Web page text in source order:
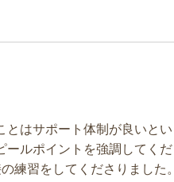
はサポート体制が良いと
ルポイントを強調してく
練習をしてくださりました